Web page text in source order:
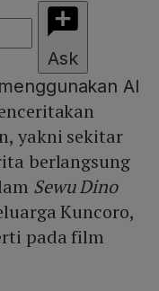
Ask
AI
yakni sekitar
berlangsung
Sewu Dino
Kuncoro,
pada film